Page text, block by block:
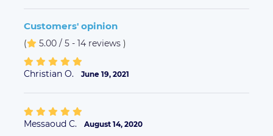
Customers' opinion
( 5.00 / 5 - 14 reviews )
Christian O. June 19, 2021
Messaoud C. August 14, 2020